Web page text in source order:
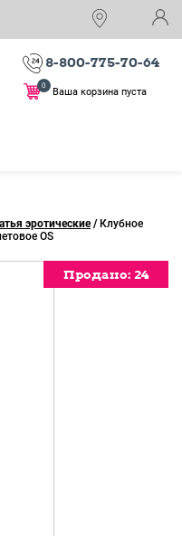
8-800-775-70-64
Ваша корзина пуста
0
эротические / Клубное
OS
Продано: 24
Продано: 24